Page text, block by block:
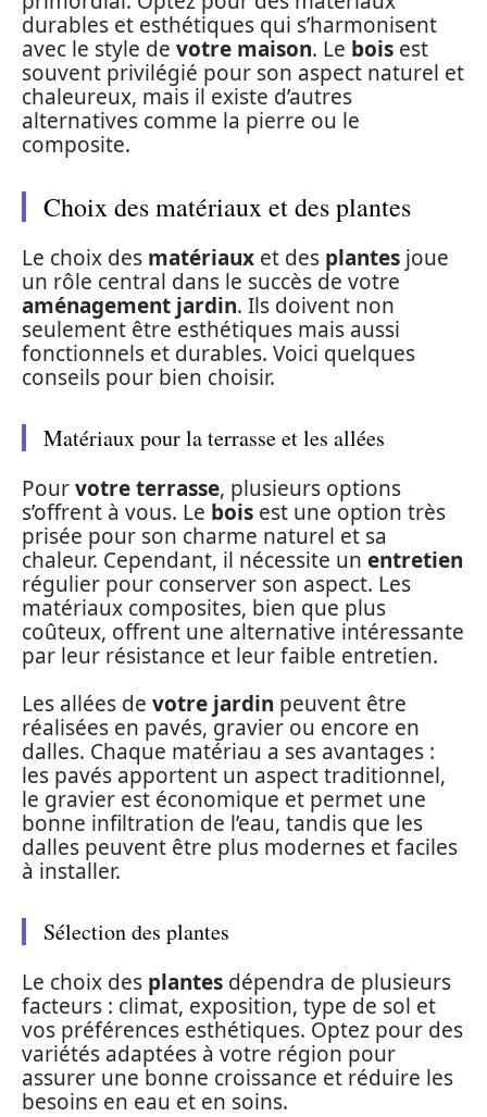
durables et esthétiques qui s’harmonisent
avec le style de votre maison. Le bois est
souvent privilégié pour son aspect naturel et
chaleureux, mais il existe d’autres
alternatives comme la pierre ou le
composite.
Choix des matériaux et des plantes
Le choix des matériaux et des plantes joue
un rôle central dans le succès de votre
aménagement jardin. Ils doivent non
seulement être esthétiques mais aussi
fonctionnels et durables. Voici quelques
conseils pour bien choisir.
Matériaux pour la terrasse et les allées
Pourvotre terrasse, plusieurs options
s’offrent à vous. Le bois est une option très
prisée pour son charme naturel et sa
chaleur. Cependant, il nécessite un entretien
régulier pour conserver son aspect. Les
matériaux composites, bien que plus
coûteux, offrent une alternative intéressante
par leur résistance et leur faible entretien.
Les allées de votre jardin peuvent être
réalisées en pavés, gravier ou encore en
dalles. Chaque matériau a ses avantages :
les pavés apportent un aspect traditionnel,
le gravier est économique et permet une
bonne infiltration de l’eau, tandis que les
dalles peuvent être plus modernes et faciles
à installer.
Sélection des plantes
Le choix des plantes dépendra de plusieurs
facteurs : climat, exposition, type de sol et
vos préférences esthétiques. Optez pour des
variétés adaptées à votre région pour
assurer une bonne croissance et réduire les
besoins en eau et en soins.